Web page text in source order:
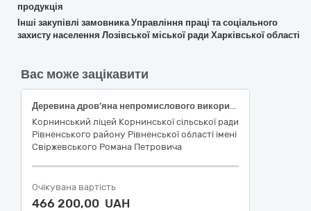
продукція
Інші закупівлі замовника Управління праці та соціального
захисту населення Лозівської міської ради Харківської області
Вас може зацікавити
Деревина дров’яна непромислового використання
Корнинський ліцей Корнинської сільської ради
Рівненського району Рівненської області імені
Свіржевського Романа Петровича
Очікувана вартість
466 200,00 UAH